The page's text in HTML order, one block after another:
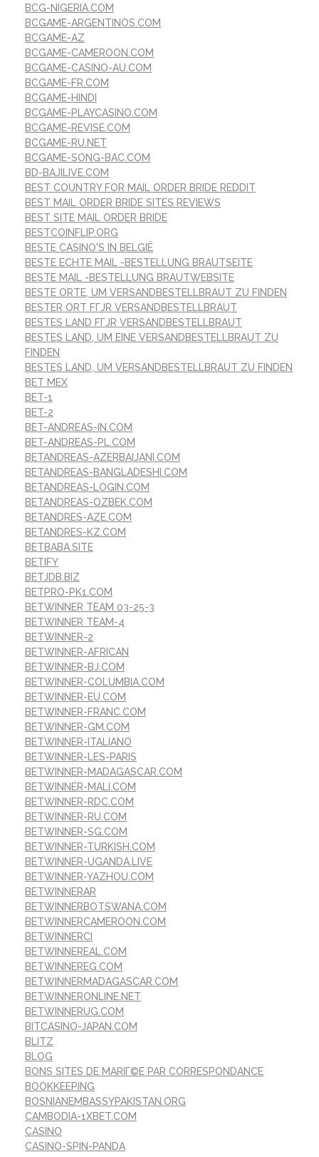
BCG-NIGERIA.COM
BCGAME-ARGENTINOS.COM
BCGAME-AZ
BCGAME-CAMEROON.COM
BCGAME-CASINO-AU.COM
BCGAME-FR.COM
BCGAME-HINDI
BCGAME-PLAYCASINO.COM
BCGAME-REVISE.COM
BCGAME-RU.NET
BCGAME-SONG-BAC.COM
BD-BAJILIVE.COM
BEST COUNTRY FOR MAIL ORDER BRIDE REDDIT
BEST MAIL ORDER BRIDE SITES REVIEWS
BEST SITE MAIL ORDER BRIDE
BESTCOINFLIP.ORG
BESTE CASINO'S IN BELGIË
BESTE ECHTE MAIL -BESTELLUNG BRAUTSEITE
BESTE MAIL -BESTELLUNG BRAUTWEBSITE
BESTE ORTE, UM VERSANDBESTELLBRAUT ZU FINDEN
BESTER ORT FГЈR VERSANDBESTELLBRAUT
BESTES LAND FГЈR VERSANDBESTELLBRAUT
BESTES LAND, UM EINE VERSANDBESTELLBRAUT ZU
FINDEN
BESTES LAND, UM VERSANDBESTELLBRAUT ZU FINDEN
BET MEX
BET-1
BET-2
BET-ANDREAS-IN.COM
BET-ANDREAS-PL.COM
BETANDREAS-AZERBAIJANI.COM
BETANDREAS-BANGLADESHI.COM
BETANDREAS-LOGIN.COM
BETANDREAS-OZBEK.COM
BETANDRES-AZE.COM
BETANDRES-KZ.COM
BETBABA.SITE
BETIFY
BETJDB.BIZ
BETPRO-PK1.COM
BETWINNER TEAM 03-25-3
BETWINNER TEAM-4
BETWINNER-2
BETWINNER-AFRICAN
BETWINNER-BJ.COM
BETWINNER-COLUMBIA.COM
BETWINNER-EU.COM
BETWINNER-FRANC.COM
BETWINNER-GM.COM
BETWINNER-ITALIANO
BETWINNER-LES-PARIS
BETWINNER-MADAGASCAR.COM
BETWINNER-MALI.COM
BETWINNER-RDC.COM
BETWINNER-RU.COM
BETWINNER-SG.COM
BETWINNER-TURKISH.COM
BETWINNER-UGANDA.LIVE
BETWINNER-YAZHOU.COM
BETWINNERAR
BETWINNERBOTSWANA.COM
BETWINNERCAMEROON.COM
BETWINNERCI
BETWINNEREAL.COM
BETWINNEREG.COM
BETWINNERMADAGASCAR.COM
BETWINNERONLINE.NET
BETWINNERUG.COM
BITCASINO-JAPAN.COM
BLITZ
BLOG
BONS SITES DE MARIГ©E PAR CORRESPONDANCE
BOOKKEEPING
BOSNIANEMBASSYPAKISTAN.ORG
CAMBODIA-1XBET.COM
CASINO
CASINO-SPIN-PANDA